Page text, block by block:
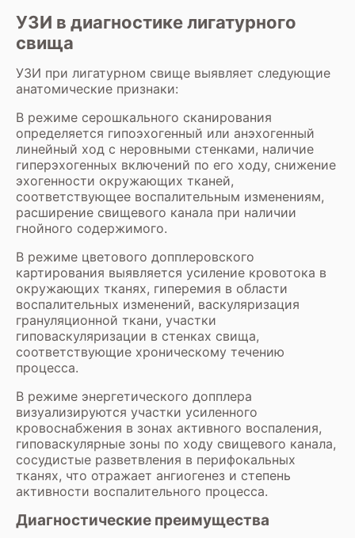
УЗИ в диагностике лигатурного
свища
УЗИ при лигатурном свище выявляет следующие
анатомические признаки:
В режиме серошкального сканирования
определяется гипоэхогенный или анэхогенный
линейный ход с неровными стенками, наличие
гиперэхогенных включений по его ходу, снижение
эхогенности окружающих тканей,
соответствующее воспалительным изменениям,
расширение свищевого канала при наличии
гнойного содержимого.
В режиме цветового допплеровского
картирования выявляется усиление кровотока в
окружающих тканях, гиперемия в области
воспалительных изменений, васкуляризация
грануляционной ткани, участки
гиповаскуляризации в стенках свища,
соответствующие хроническому течению
процесса.
В режиме энергетического допплера
визуализируются участки усиленного
кровоснабжения в зонах активного воспаления,
гиповаскулярные зоны по ходу свищевого канала,
сосудистые разветвления в перифокальных
тканях, что отражает ангиогенез и степень
активности воспалительного процесса.
Диагностические преимущества